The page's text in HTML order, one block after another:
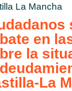
La Mancha
en
la
La